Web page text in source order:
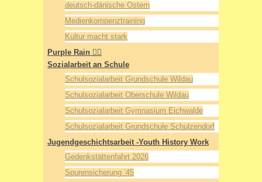
deutsch-dänische Ostern
Medienkompenztraining
Kultur macht stark
Purple Rain 🏳️‍🌈
Sozialarbeit an Schule
Schulsozialarbeit Grundschule Wildau
Schulsozialarbeit Oberschule Wildau
Schulsozialarbeit Gymnasium Eichwalde
Schulsozialarbeit Grundschule Schulzendorf
Jugendgeschichtsarbeit -Youth History Work
Gedenkstättenfahrt 2026
Spurensicherung ’45